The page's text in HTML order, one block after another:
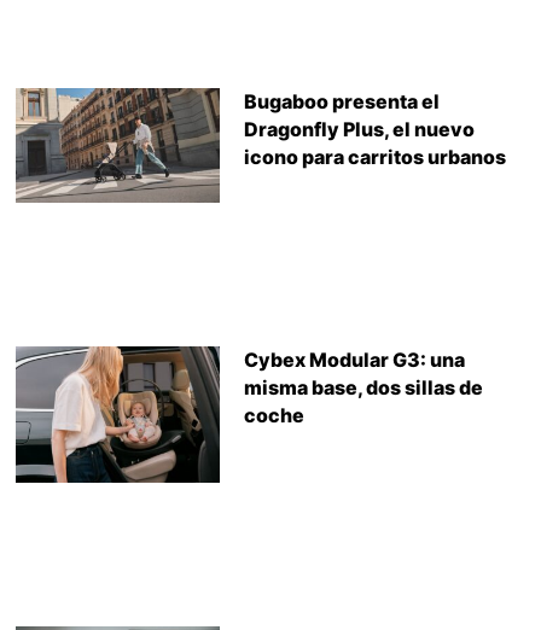
Bugaboo presenta el
Dragonfly Plus, el nuevo
icono para carritos urbanos
Cybex Modular G3: una
misma base, dos sillas de
coche